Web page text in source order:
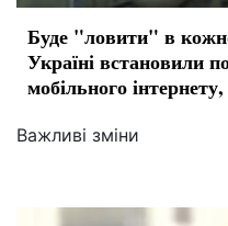
Буде "ловити" в
Україні встановили
мобільного
Важливі зміни